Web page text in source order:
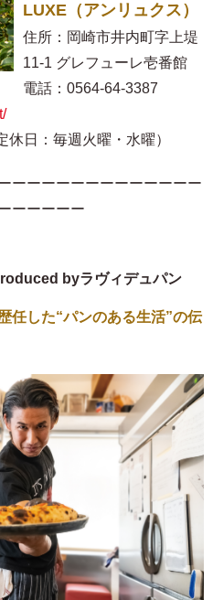
LUXE（アンリュクス）
住所：岡崎市井内町字上堤
11-1 グレフューレ壱番館
電話：0564-64-3387
日：毎週火曜・水曜）
ーーーーーーーーーーーーー
ーーーーー
byラヴィデュパン
任した“パンのある生活”の伝